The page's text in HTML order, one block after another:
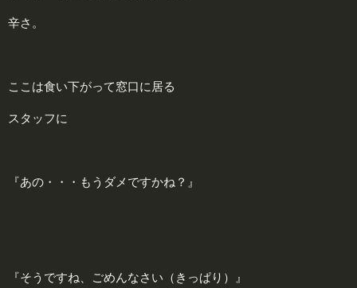
辛さ。
ここは食い下がって窓口に居る
スタッフに
『あの・・・もうダメですかね？』
『そうですね、ごめんなさい（きっぱり）』